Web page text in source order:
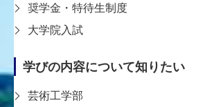
奨学金・特待生制度
大学院入試
学びの内容について知りたい
芸術工学部